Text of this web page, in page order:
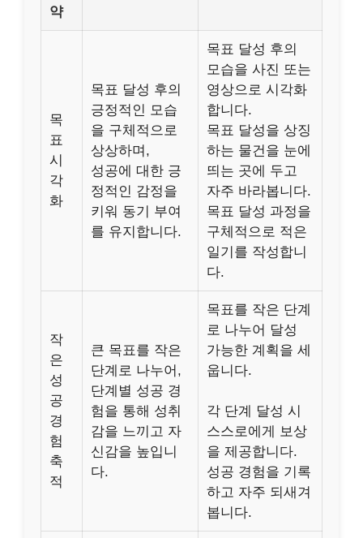
약
목
표
시
각
화
목표 달성 후의
긍정적인 모습
을 구체적으로
상상하며,
성공에 대한 긍
정적인 감정을
키워 동기 부여
를 유지합니다.
목표 달성 후의
모습을 사진 또는
영상으로 시각화
합니다.
목표 달성을 상징
하는 물건을 눈에
띄는 곳에 두고
자주 바라봅니다.
목표 달성 과정을
구체적으로 적은
일기를 작성합니
다.
작
은
성
공
경
험
축
적
큰 목표를 작은
단계로 나누어,
단계별 성공 경
험을 통해 성취
감을 느끼고 자
신감을 높입니
다.
목표를 작은 단계
로 나누어 달성
가능한 계획을 세
웁니다.
각 단계 달성 시
스스로에게 보상
을 제공합니다.
성공 경험을 기록
하고 자주 되새겨
봅니다.